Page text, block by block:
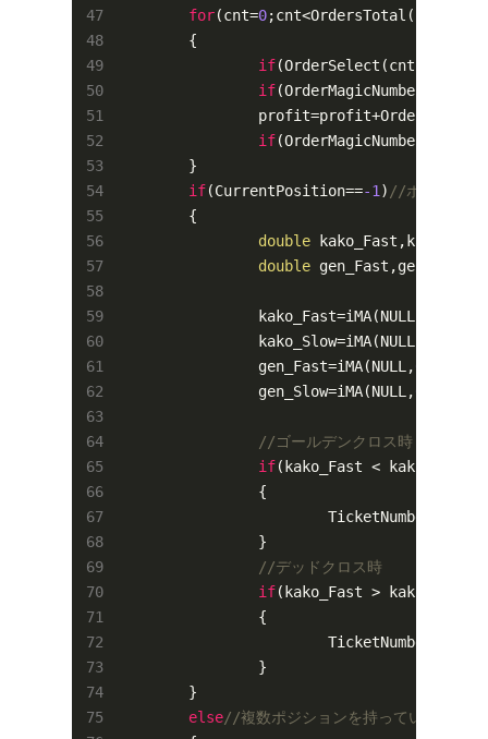
for(cnt=0;cnt<OrdersTotal();cnt++)
if
if
if
if(CurrentPosition==-1 ) //ポジション
double
double gen_Fast,gen_Slow;
		kako_Fast=iMA(NULL,
		kako_Slow=iMA(NULL,
		gen_Fast=iMA(NULL,
		gen_Slow=iMA(NULL,
//ゴールデンクロス時
if(kako_Fast < kako_Slow
//デッドクロス時
if(kako_Fast > kako_Slow
else//複数ポジションを持っている場合